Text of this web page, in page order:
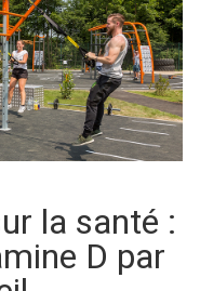
la santé :
D par